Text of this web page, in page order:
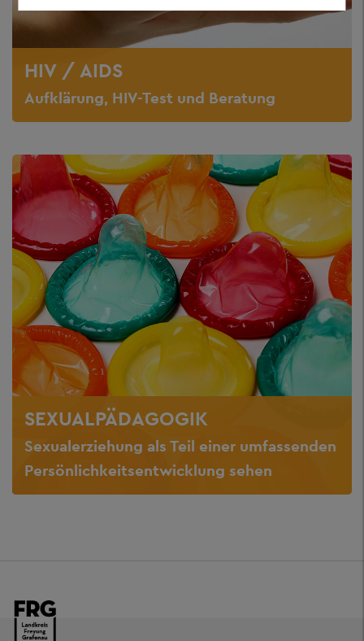
HIV / AIDS
Aufklärung, HIV-Test und Beratung
SEXUALPÄDAGOGIK
Sexualerziehung als Teil einer umfassenden
Persönlichkeitsentwicklung sehen